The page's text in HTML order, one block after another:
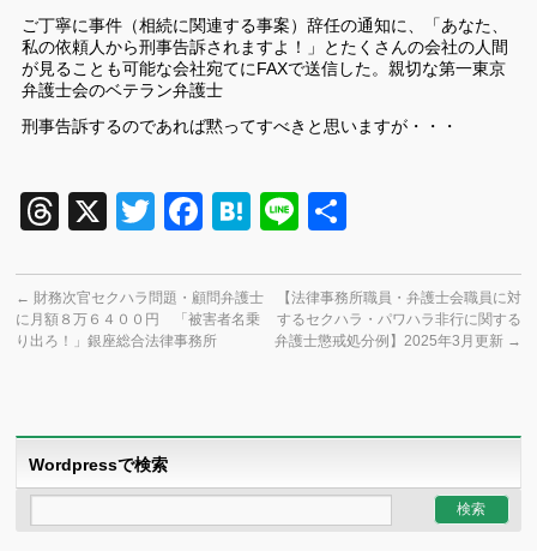
ご丁寧に事件（相続に関連する事案）辞任の通知に、「あなた、
私の依頼人から刑事告訴されますよ！」とたくさんの会社の人間
が見ることも可能な会社宛てにFAXで送信した。親切な第一東京
弁護士会のベテラン弁護士
刑事告訴するのであれば黙ってすべきと思いますが・・・
Threads
X Twitter
Facebook
Hatena
Line
← 財務次官セクハラ問題・顧問弁護士
に月額８万６４００円 「被害者名乗
り出ろ！」銀座総合法律事務所
【法律事務所職員・弁護士会職員に対
するセクハラ・パワハラ非行に関する
弁護士懲戒処分例】2025年3月更新 →
Wordpressで検索